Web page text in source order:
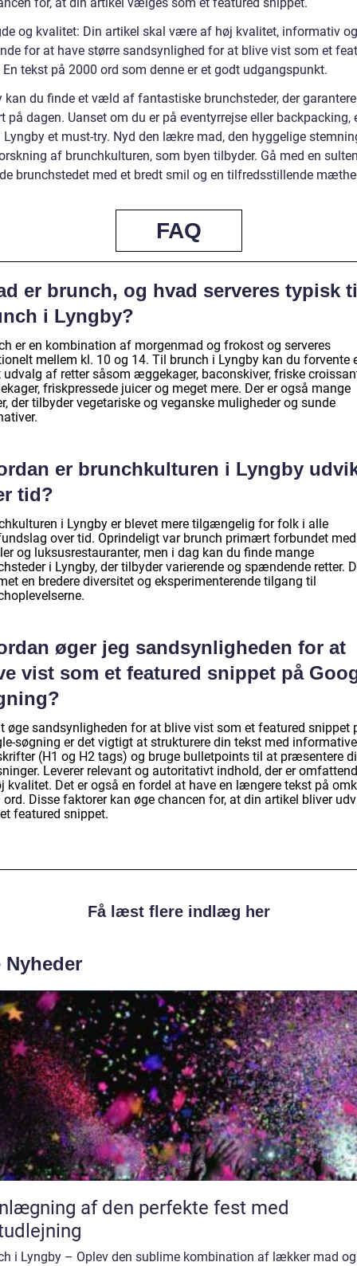
for, at din artikel vælges som et featured snippet.
og kvalitet: Din artikel skal være af høj kvalitet, informativ og
for at have større sandsynlighed for at blive vist som et
tekst på 2000 ord som denne er et godt udgangspunkt.
kan du finde et væld af fantastiske brunchsteder, der
på dagen. Uanset om du er på eventyrrejse eller backpacking,
Lyngby et must-try. Nyd den lækre mad, den hyggelige
af brunchkulturen, som byen tilbyder. Gå med en
brunchstedet med et bredt smil og en tilfredsstillende
FAQ
er brunch, og hvad serveres typisk
i Lyngby?
er en kombination af morgenmad og frokost og serveres
mellem kl. 10 og 14. Til brunch i Lyngby kan du forvente
udvalg af retter såsom æggekager, baconskiver, friske
friskpressede juicer og meget mere. Der er også mange
der tilbyder vegetariske og veganske muligheder og sunde
er brunchkulturen i Lyngby
tid?
i Lyngby er blevet mere tilgængelig for folk i alle
over tid. Oprindeligt var brunch primært forbundet med
og luksusrestauranter, men i dag kan du finde mange
i Lyngby, der tilbyder varierende og spændende retter.
en bredere diversitet og eksperimenterende tilgang til
øger jeg sandsynligheden for at
vist som et featured snippet på
øge sandsynligheden for at blive vist som et featured snippet
søgning er det vigtigt at strukturere din tekst med informative
(H1 og H2 tags) og bruge bulletpoints til at præsentere
Leverer relevant og autoritativt indhold, der er
kvalitet. Det er også en fordel at have en længere tekst på
ord. Disse faktorer kan øge chancen for, at din artikel bliver
featured snippet.
Få læst flere indlæg her
Nyheder
af den perfekte fest med
i Lyngby – Oplev den sublime kombination af lækker mad og